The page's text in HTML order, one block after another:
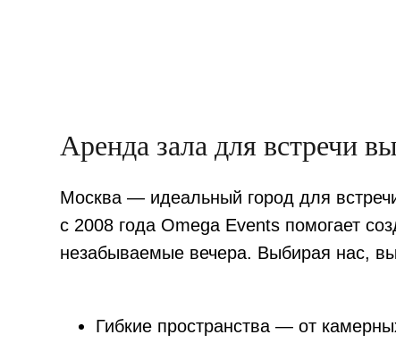
Аренда зала для встречи
Москва — идеальный город для
с 2008 года Omega Events помогает
незабываемые вечера. Выбирая нас,
Гибкие пространства — от